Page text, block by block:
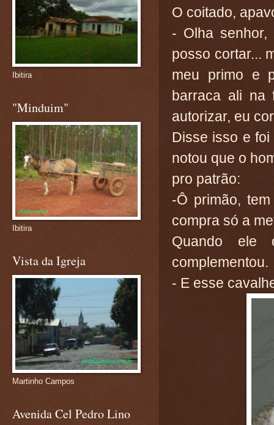
O coitado,
- Olha
posso cortar...
meu primo e
barraca ali na
autorizar, eu
Disse isso e
notou que o
pro patrão:
-Ô primão,
compra só a
Quando
complementou.
- E esse
Ibitira
"Minduim"
Ibitira
Vista da Igreja
Martinho Campos
Avenida Cel Pedro Lino